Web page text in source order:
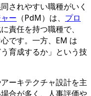
されやすい職種がいく
ー （PdM）は、 プロ
責任を持つ職種で、
です。一方、EM は
育成するか」という技
ーキテクチャ設計を主
合が多く、人事評価や